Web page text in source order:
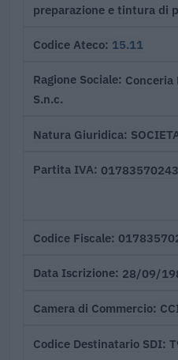
preparazione e tintura di
Codice Ateco 15.11
Ragione Sociale Conceria
S.n.c.
Natura Giuridica
Partita IVA 01783570243
Codice Fiscale
Data Iscrizione 28/09/
Camera di Commercio
Codice Destinatario SDI